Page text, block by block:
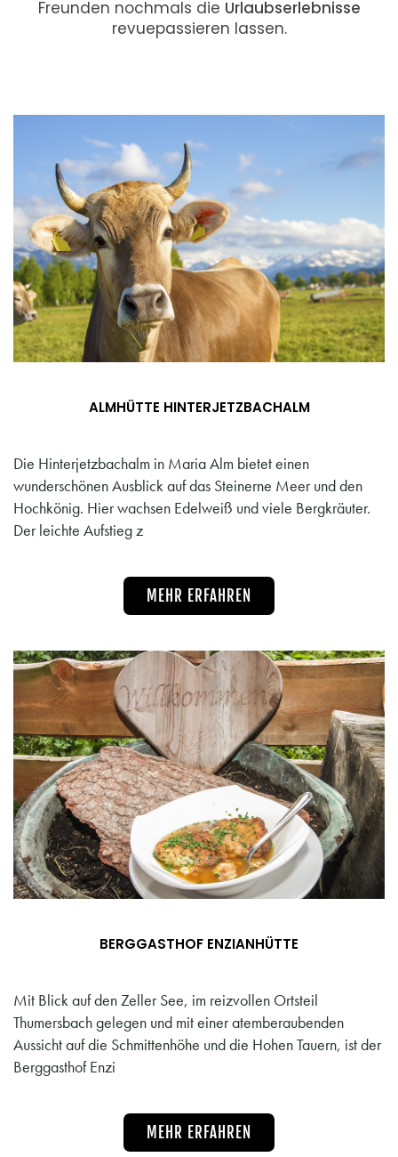
Freunden nochmals die Urlaubserlebnisse
revuepassieren lassen.
ALMHÜTTE HINTERJETZBACHALM
Die Hinterjetzbachalm in Maria Alm bietet einen
wunderschönen Ausblick auf das Steinerne Meer und den
Hochkönig. Hier wachsen Edelweiß und viele Bergkräuter.
Der leichte Aufstieg z
MEHR ERFAHREN
BERGGASTHOF ENZIANHÜTTE
Mit Blick auf den Zeller See, im reizvollen Ortsteil
Thumersbach gelegen und mit einer atemberaubenden
Aussicht auf die Schmittenhöhe und die Hohen Tauern, ist der
Berggasthof Enzi
MEHR ERFAHREN